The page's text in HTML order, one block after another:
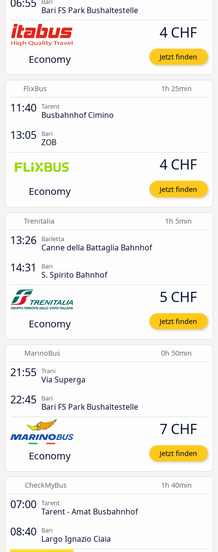
Bari FS Park Bushaltestelle
Economy
4 CHF
Jetzt finden
FlixBus 1h 25min
11:40 Tarent
Busbahnhof Cimino
13:05 Bari
ZOB
Economy
4 CHF
Jetzt finden
Trenitalia 1h 5min
13:26 Barletta
Canne della Battaglia Bahnhof
14:31 Bari
S. Spirito Bahnhof
Economy
5 CHF
Jetzt finden
MarinoBus 0h 50min
21:55 Trani
Via Superga
22:45 Bari
Bari FS Park Bushaltestelle
Economy
7 CHF
Jetzt finden
CheckMyBus 1h 40min
07:00 Tarent
Tarent - Amat Busbahnhof
08:40 Bari
Largo Ignazio Ciaia